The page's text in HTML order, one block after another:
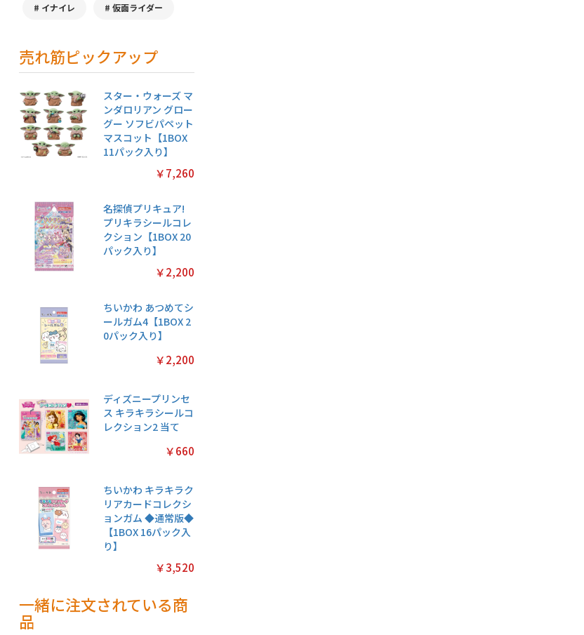
イナイレ 仮面ライダー
売れ筋ピックアップ
スター・ウォーズ マ
ンダロリアン グロー
グー ソフビパペット
マスコット【1BOX
11パック入り】
￥7,260
名探偵プリキュア!
プリキラシールコレ
クション【1BOX 20
パック入り】
￥2,200
ちいかわ あつめてシ
ールガム4【1BOX 2
0パック入り】
￥2,200
ディズニープリンセ
ス キラキラシールコ
レクション2 当て
￥660
ちいかわ キラキラク
リアカードコレクシ
ョンガム ◆通常版◆
【1BOX 16パック入
り】
￥3,520
一緒に注文されている商
品